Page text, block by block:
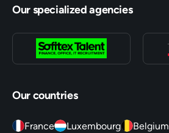
Our specialized agencies
Our countries
France Luxembourg Belgium